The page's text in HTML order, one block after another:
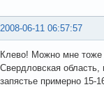
2008-06-11 06:57:57
Клево! Можно мне тоже
Свердловская
запястье примерно 15-